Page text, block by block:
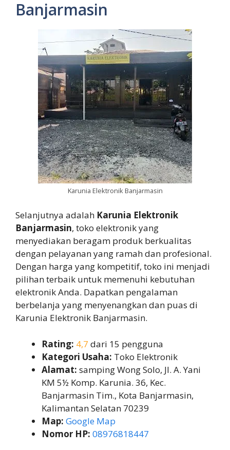
Banjarmasin
Karunia Elektronik Banjarmasin
Selanjutnya adalah Karunia Elektronik
Banjarmasin, toko elektronik yang
menyediakan beragam produk berkualitas
dengan pelayanan yang ramah dan profesional.
Dengan harga yang kompetitif, toko ini menjadi
pilihan terbaik untuk memenuhi kebutuhan
elektronik Anda. Dapatkan pengalaman
berbelanja yang menyenangkan dan puas di
Karunia Elektronik Banjarmasin.
Rating: 4,7 dari 15 pengguna
Kategori Usaha: Toko Elektronik
Alamat: samping Wong Solo, Jl. A. Yani
KM 5½ Komp. Karunia. 36, Kec.
Banjarmasin Tim., Kota Banjarmasin,
Kalimantan Selatan 70239
Map: Google Map
Nomor HP: 08976818447